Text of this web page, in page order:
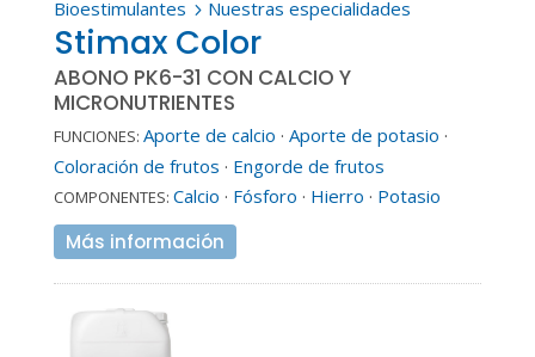
Bioestimulantes 5 Nuestras especialidades
Stimax Color
ABONO PK6-31 CON CALCIO Y
MICRONUTRIENTES
FUNCIONES: Aporte de calcio · Aporte de potasio ·
Coloración de frutos · Engorde de frutos
COMPONENTES: Calcio · Fósforo · Hierro · Potasio
Más información